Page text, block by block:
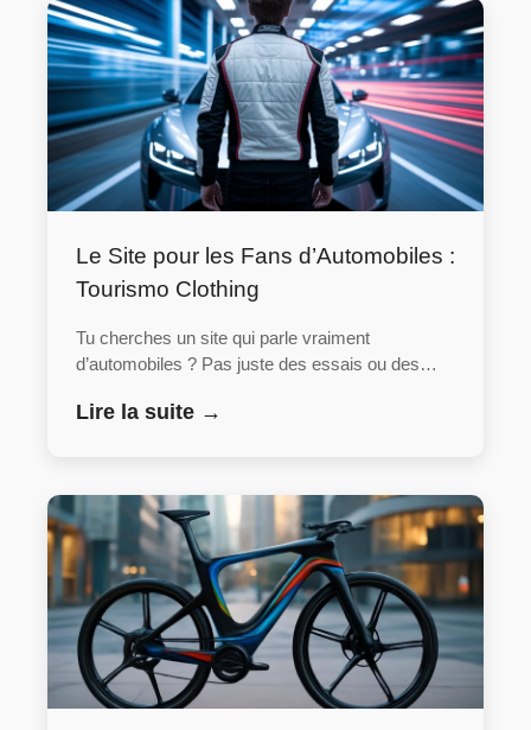
Le Site pour les Fans d’Automobiles :
Tourismo Clothing
Tu cherches un site qui parle vraiment
d’automobiles ? Pas juste des essais ou des…
Lire la suite →